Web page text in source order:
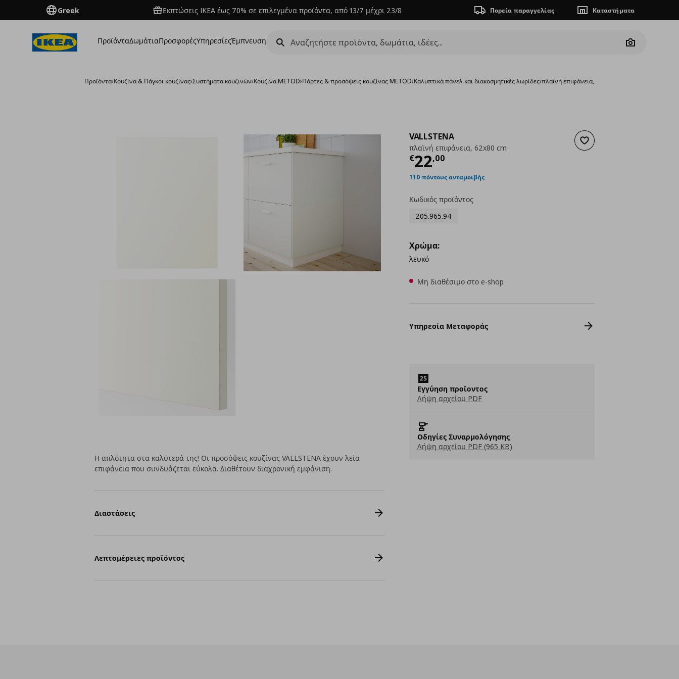
Greek Εκπτώσεις IKEA έως 70% σε επιλεγμένα προϊόντα, από 13/7 μέχρι 23/8 Πορεία παραγγελίας Καταστήματα
ΠροϊόνταΔωμάτιαΠροσφορέςΥπηρεσίεςΈμπνευση
Camera
Προϊόντα›Κουζίνα & Πάγκοι κουζίνας›Συστήματα κουζινών›Κουζίνα METOD›Πόρτες & προσόψεις κουζίνας METOD›Καλυπτικά πάνελ και διακοσμητικές λωρίδες›πλαϊνή επιφάνεια, 62x80 cm
Προσθήκη στα αγαπημένα
VALLSTENA
πλαϊνή επιφάνεια, 62x80 cm
€22,00
Τρέχουσα τιμή
110 πόντους ανταμοιβής
Κωδικός προϊόντος
205.965.94
Χρώμα:
λευκό
Μη διαθέσιμο στο e-shop
Υπηρεσία Μεταφοράς
Εγγύηση προϊοντος
Λήψη αρχείου PDF
Οδηγίες Συναρμολόγησης
Λήψη αρχείου PDF (965 KB)
Η απλότητα στα καλύτερά της! Οι προσόψεις κουζίνας VALLSTENA έχουν λεία
επιφάνεια που συνδυάζεται εύκολα. Διαθέτουν διαχρονική εμφάνιση.
Διαστάσεις
Λεπτομέρειες προϊόντος